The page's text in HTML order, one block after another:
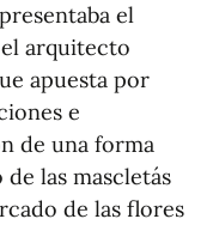
el
arquitecto
apuesta por
e
de una forma
las mascletás
de las flores